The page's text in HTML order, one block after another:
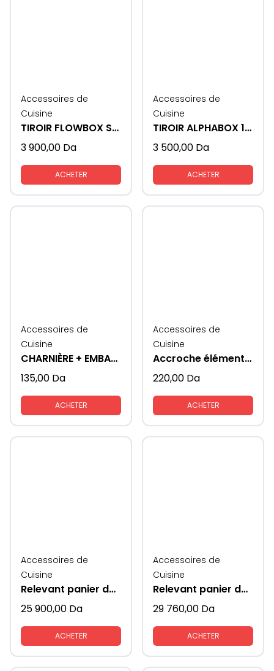
Accessoires de
Cuisine
TIROIR FLOWBOX SAMET
3 900,00 Da
ACHETER
Accessoires de
Cuisine
TIROIR ALPHABOX 16mm 450 soft close
3 500,00 Da
ACHETER
Accessoires de
Cuisine
CHARNIÈRE + EMBASE STAR TRACK 3D
135,00 Da
ACHETER
Accessoires de
Cuisine
Accroche éléments meubles cuisines
220,00 Da
ACHETER
Accessoires de
Cuisine
Relevant panier de rangement vaisselles coté verres
25 900,00 Da
ACHETER
Accessoires de
Cuisine
Relevant panier de rangement vaisselles
29 760,00 Da
ACHETER